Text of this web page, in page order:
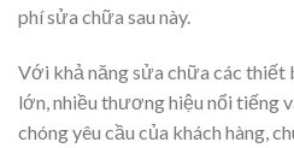
phí sửa chữa sau này.
Với khả năng sửa chữa các thiết
lớn, nhiều thương hiệu nổi tiếng
chóng yêu cầu của khách hàng,